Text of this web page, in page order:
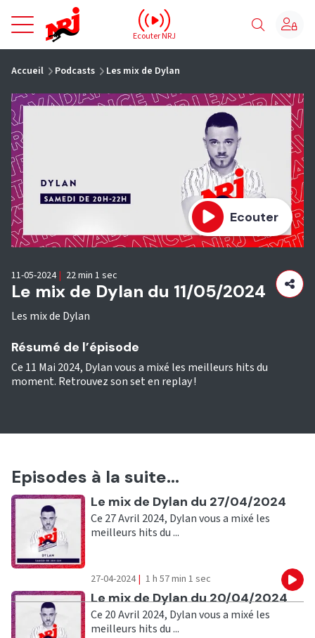
NRJ - Accueil
Ecouter NRJ
Accueil Podcasts Les mix de Dylan
Ecouter
Le mix de Dylan du 11/05/2024
Les mix de Dylan
11-05-2024 | 22 min 1 sec
Résumé de l’épisode
Ce 11 Mai 2024, Dylan vous a mixé les meilleurs hits du
moment. Retrouvez son set en replay !
Episodes à la suite...
Ecouter
Le mix de Dylan du 27/04/2024
Ce 27 Avril 2024, Dylan vous a mixé les
meilleurs hits du ...
27-04-2024 | 1 h 57 min 1 sec
Ecouter
Le mix de Dylan du 20/04/2024
Ce 20 Avril 2024, Dylan vous a mixé les
meilleurs hits du ...